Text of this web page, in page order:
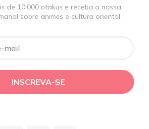
de 10.000 otakus e receba a nossa
sobre animes e cultura oriental.